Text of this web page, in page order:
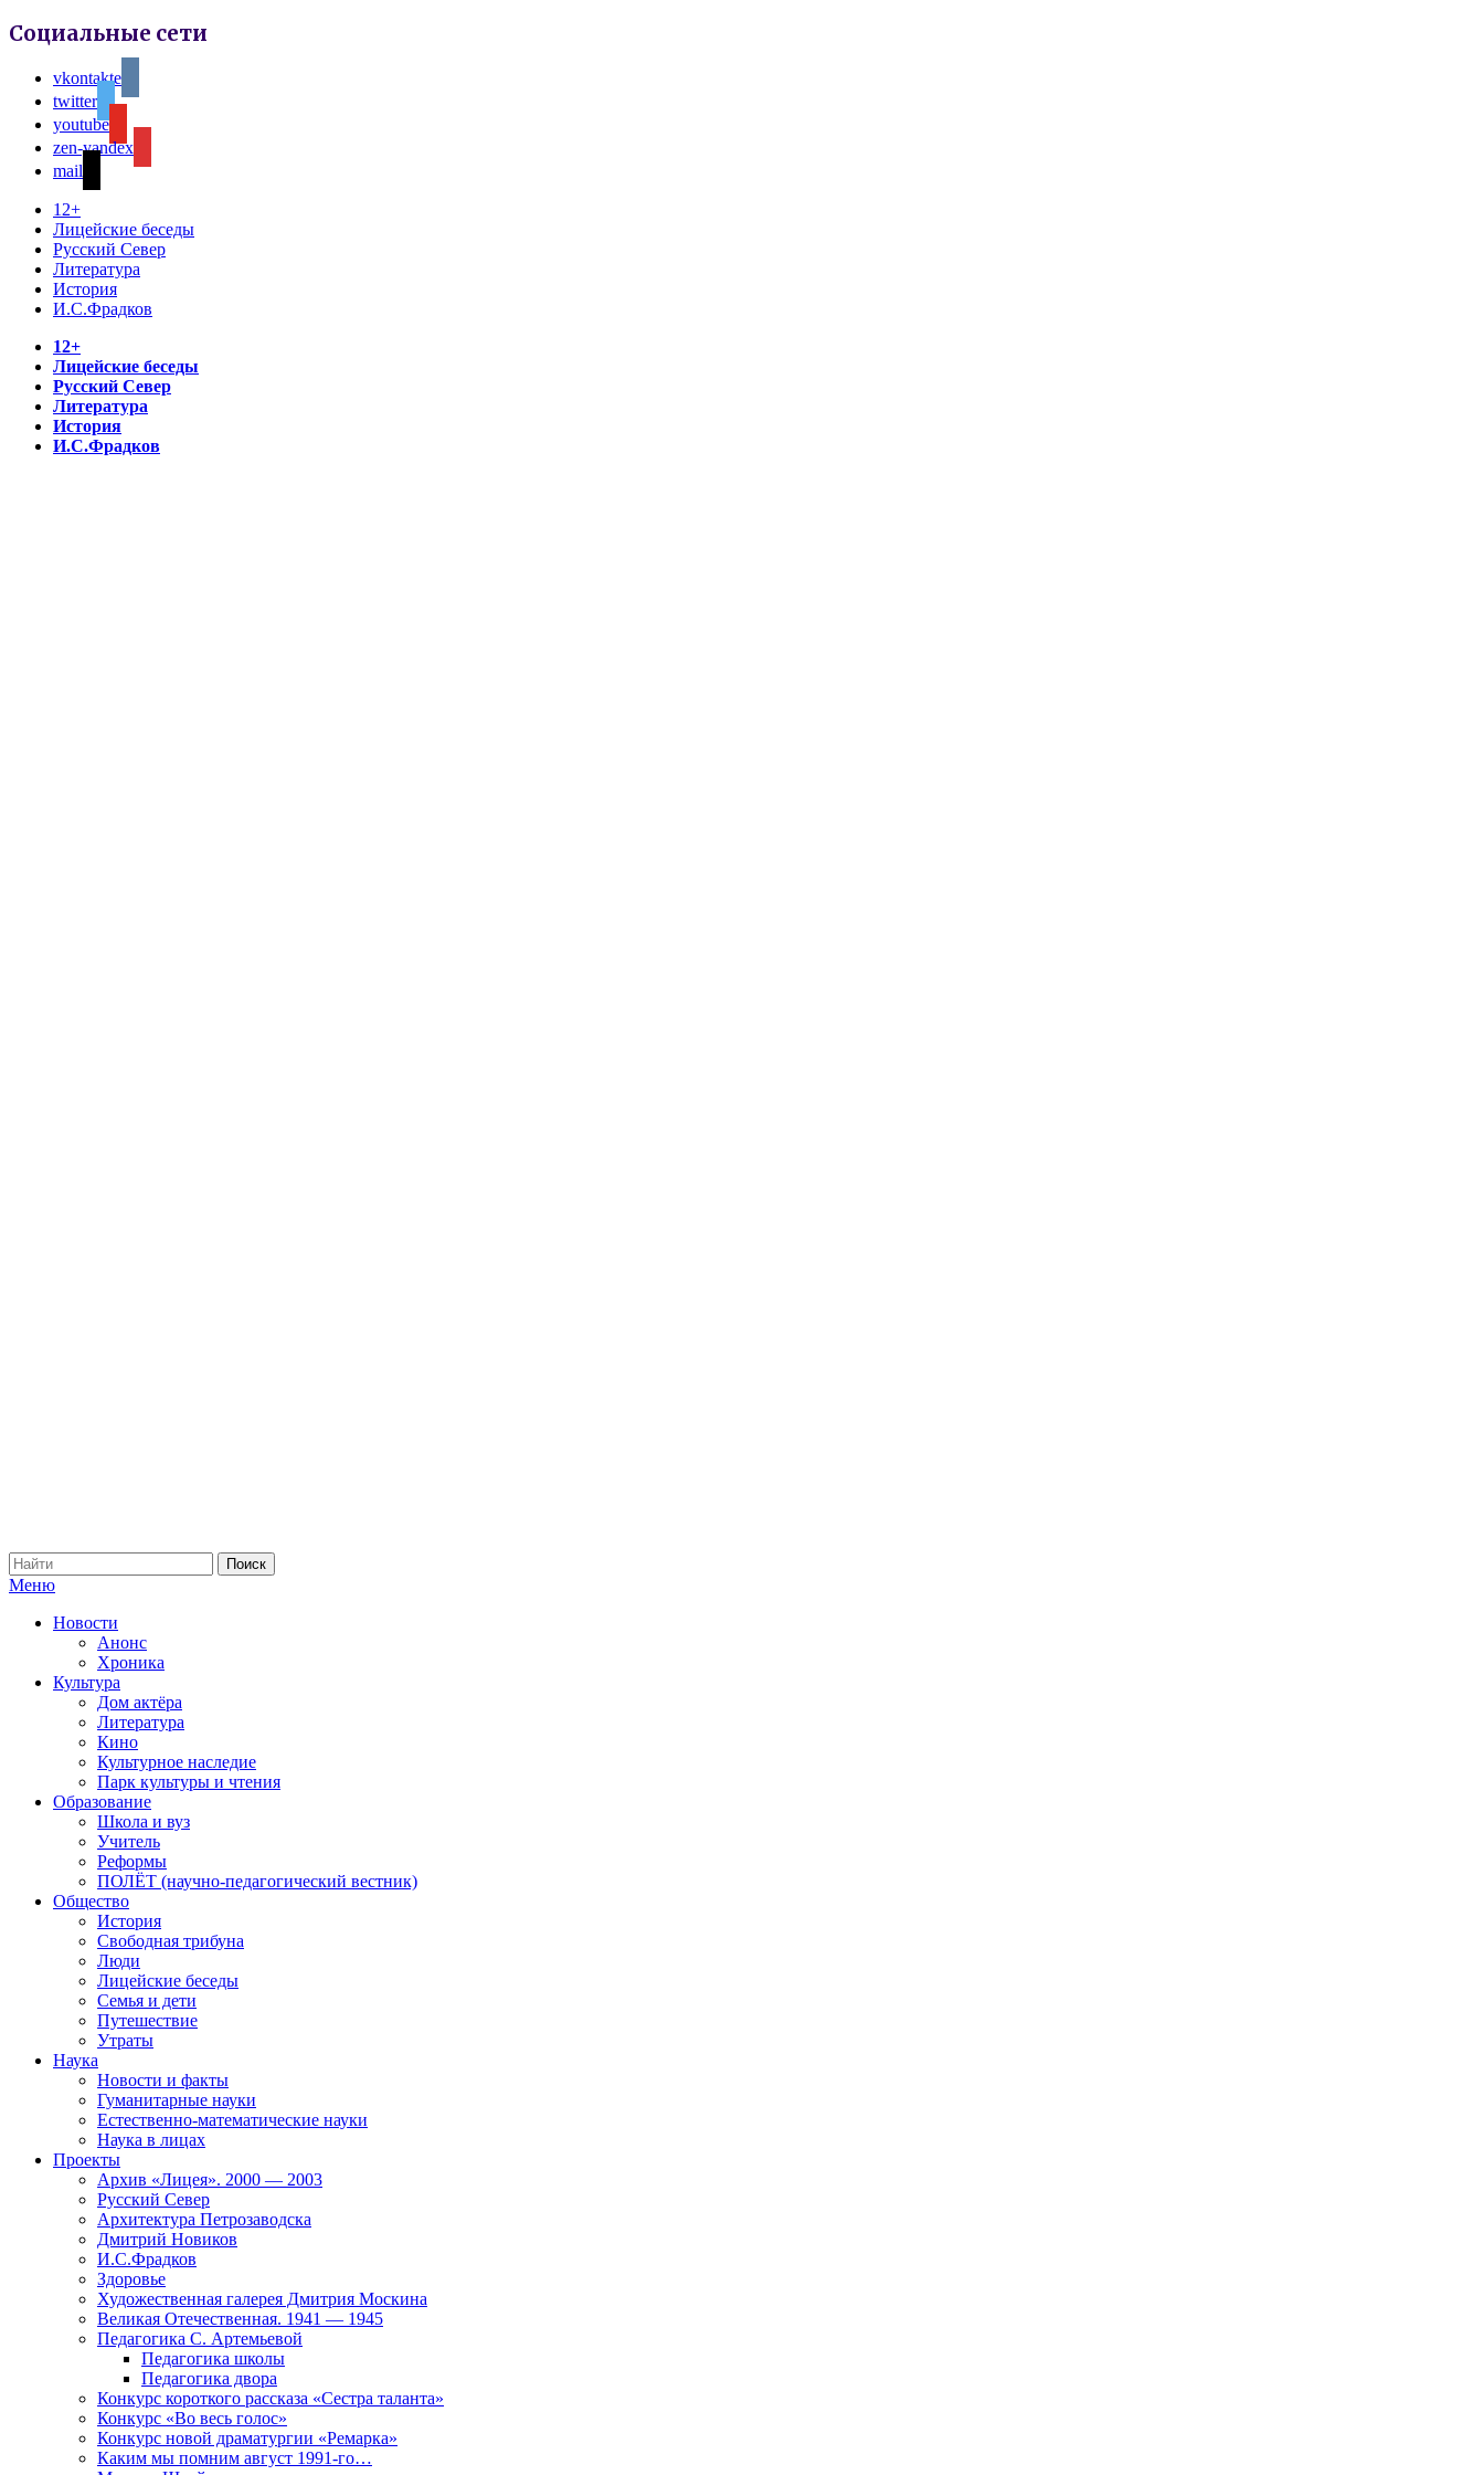
Социальные сети
vkontakte
twitter
youtube
zen-yandex
mail
12+
Лицейские беседы
Русский Север
Литература
История
И.С.Фрадков
12+
Лицейские беседы
Русский Север
Литература
История
И.С.Фрадков
Меню
Новости
Анонс
Хроника
Культура
Дом актёра
Литература
Кино
Культурное наследие
Парк культуры и чтения
Образование
Школа и вуз
Учитель
Реформы
ПОЛЁТ (научно-педагогический вестник)
Общество
История
Свободная трибуна
Люди
Лицейские беседы
Семья и дети
Путешествие
Утраты
Наука
Новости и факты
Гуманитарные науки
Естественно-математические науки
Наука в лицах
Проекты
Архив «Лицея». 2000 — 2003
Русский Север
Архитектура Петрозаводска
Дмитрий Новиков
И.С.Фрадков
Здоровье
Художественная галерея Дмитрия Москина
Великая Отечественная. 1941 — 1945
Педагогика С. Артемьевой
Педагогика школы
Педагогика двора
Конкурс короткого рассказа «Сестра таланта»
Конкурс «Во весь голос»
Конкурс новой драматургии «Ремарка»
Каким мы помним август 1991-го…